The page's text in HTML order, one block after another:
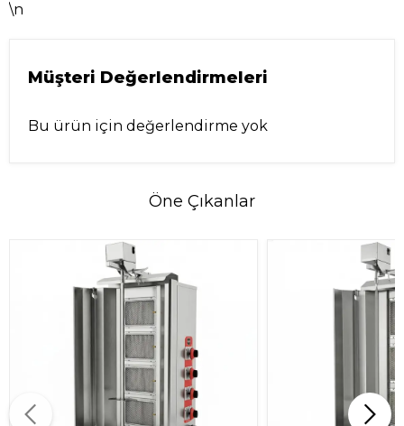
\n
Müşteri Değerlendirmeleri
Bu ürün için değerlendirme yok
Öne Çıkanlar